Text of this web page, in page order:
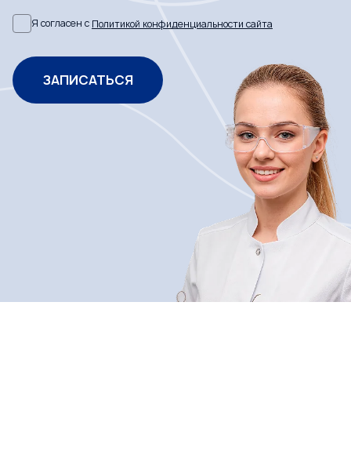
Я согласен с Политикой конфиденциальности сайта
ЗАПИСАТЬСЯ